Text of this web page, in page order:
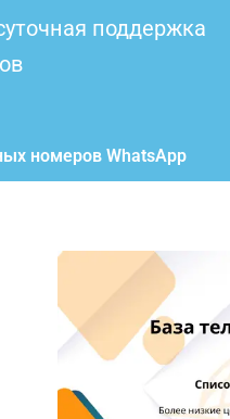
поддержка
номеров WhatsApp